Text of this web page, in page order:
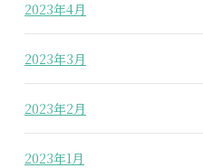
2023年4月
2023年3月
2023年2月
2023年1月